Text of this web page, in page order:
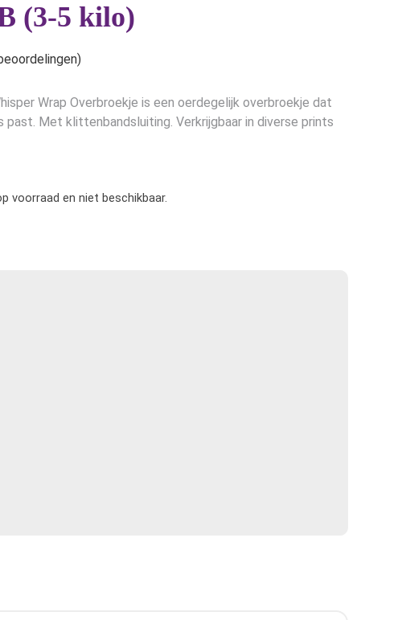
(3-5 kilo)
Wrap Overbroekje is een oerdegelijk overbroekje dat
past. Met klittenbandsluiting. Verkrijgbaar in diverse prints
voorraad en niet beschikbaar.